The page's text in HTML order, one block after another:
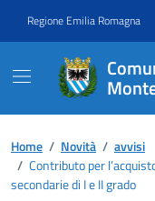
Regione Emilia Romagna
Contenuti in
Home / Novità / avvisi
/ Contributo per
secondarie di I e II grado